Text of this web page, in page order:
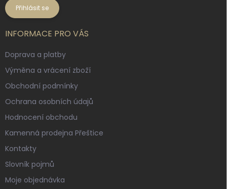
Přihlásit se
INFORMACE PRO VÁS
Doprava a platby
Výměna a vrácení zboží
Obchodní podmínky
Ochrana osobních údajů
Hodnocení obchodu
Kamenná prodejna Přeštice
Kontakty
Slovník pojmů
Moje objednávka